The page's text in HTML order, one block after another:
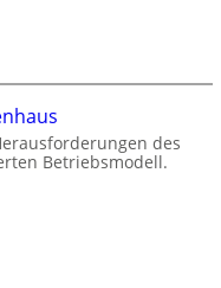
des
Betriebsmodell.